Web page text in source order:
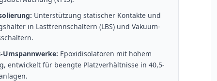
Unterstützung statischer Kontakte und
in Lasttrennschaltern (LBS) und Vakuum-
Umspannwerke: Epoxidisolatoren mit hohem
entwickelt für beengte Platzverhältnisse in 40,5-